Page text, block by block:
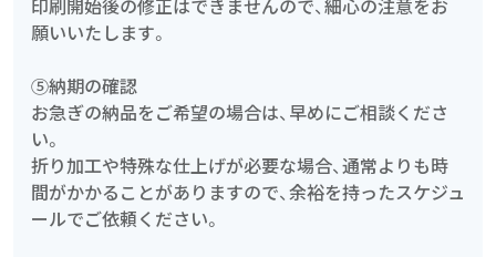
印刷開始後の修正はできませんので、細心の注意をお
願いいたします。
⑤納期の確認
お急ぎの納品をご希望の場合は、早めにご相談くださ
い。
折り加工や特殊な仕上げが必要な場合、通常よりも時
間がかかることがありますので、余裕を持ったスケジュ
ールでご依頼ください。